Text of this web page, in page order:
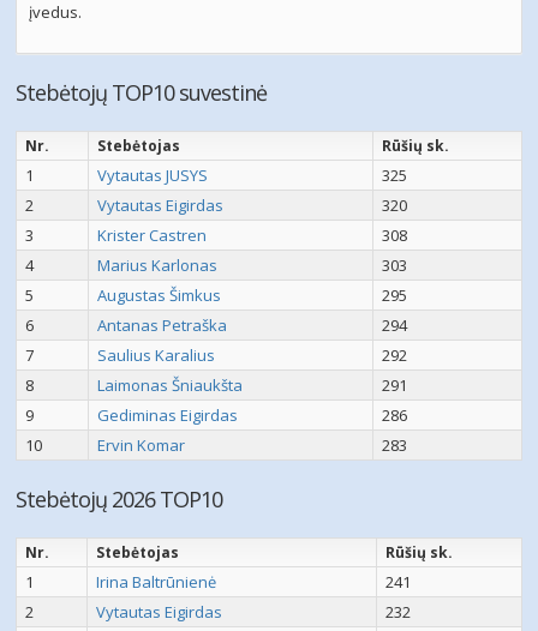
įvedus.
Stebėtojų TOP10 suvestinė
Nr. Stebėtojas Rūšių sk.
1 Vytautas JUSYS
325
2
Vytautas Eigirdas
320
3
Krister Castren
308
4
Marius Karlonas
303
5
Augustas Šimkus
295
6
Antanas Petraška
294
7
Saulius Karalius
292
8
Laimonas Šniaukšta
291
9
Gediminas Eigirdas
286
10
Ervin Komar 283
Stebėtojų 2026 TOP10
Nr. Stebėtojas Rūšių sk.
1 Irina Baltrūnienė
241
2
Vytautas Eigirdas
232